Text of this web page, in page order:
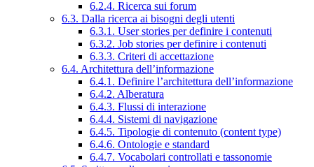
6.2.4. Ricerca sui forum
6.3. Dalla ricerca ai bisogni degli utenti
6.3.1. User stories per definire i contenuti
6.3.2. Job stories per definire i contenuti
6.3.3. Criteri di accettazione
6.4. Architettura dell’informazione
6.4.1. Definire l’architettura dell’informazione
6.4.2. Alberatura
6.4.3. Flussi di interazione
6.4.4. Sistemi di navigazione
6.4.5. Tipologie di contenuto (content type)
6.4.6. Ontologie e standard
6.4.7. Vocabolari controllati e tassonomie